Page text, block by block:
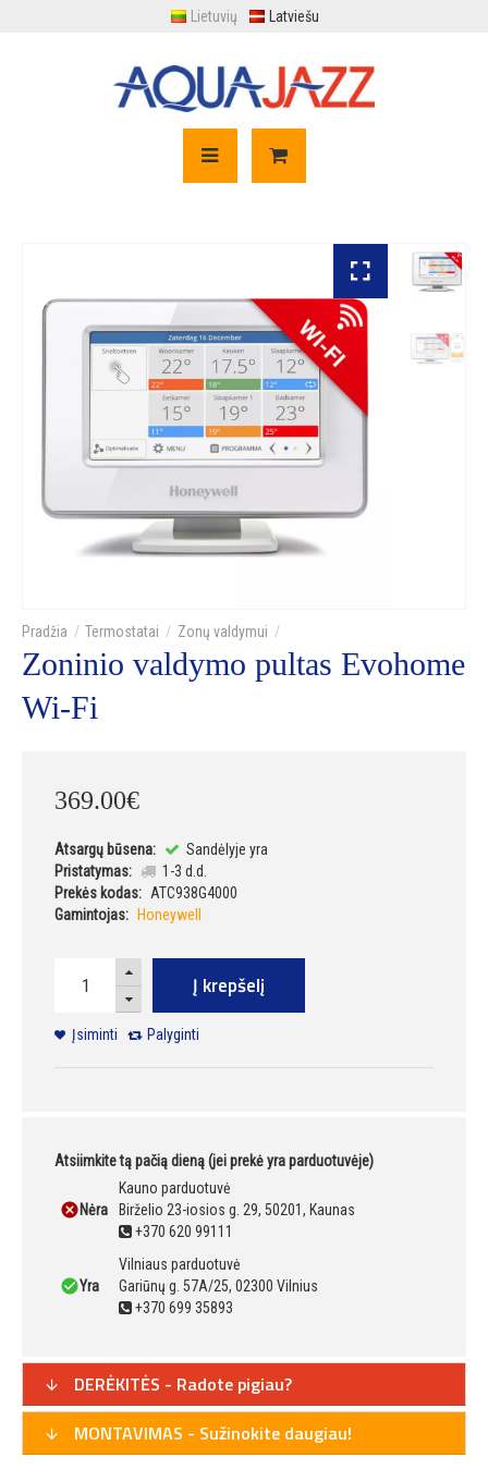
Lietuvių Latviešu
Termostatai Zonų valdymui
Zoninio valdymo pultas Evohome
Wi-Fi
369.00€
Atsargų būsena:
Sandėlyje yra
Pristatymas:
1-3 d.d.
Prekės kodas: ATC938G4000
Gamintojas:
Honeywell
Į krepšelį
Įsiminti Palyginti
Atsiimkite tą pačią dieną (jei prekė yra parduotuvėje)
Nėra
Kauno parduotuvė
Birželio 23-iosios g. 29, 50201, Kaunas
+370 620 99111
Yra
Vilniaus parduotuvė
Gariūnų g. 57A/25, 02300 Vilnius
+370 699 35893
DERĖKITĖS - Radote pigiau?
MONTAVIMAS - Sužinokite daugiau!